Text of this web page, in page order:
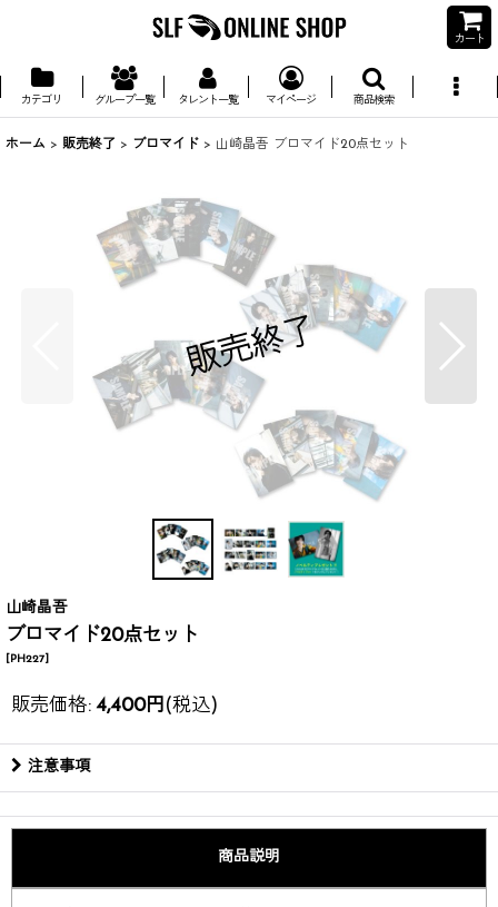
カート
カテゴリ グループ一覧 タレント一覧 マイページ 商品検索
ホーム > 販売終了 > ブロマイド > 山崎晶吾 ブロマイド20点セット
山崎晶吾
ブロマイド20点セット
[PH227]
販売価格: 4,400円 (税込)
注意事項
商品説明